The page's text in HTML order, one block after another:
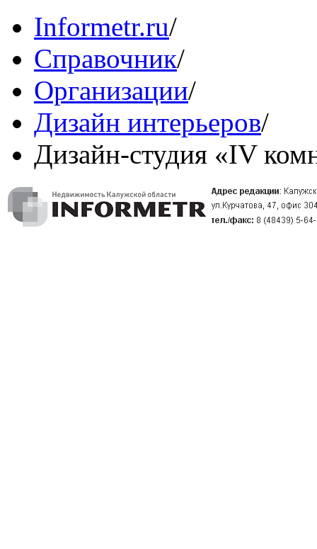
Informetr.ru/
Справочник/
Организации/
Дизайн интерьеров/
Дизайн-студия «IV